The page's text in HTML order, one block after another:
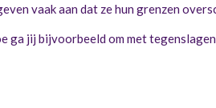
vaak aan dat ze hun grenzen
ga jij bijvoorbeeld om met